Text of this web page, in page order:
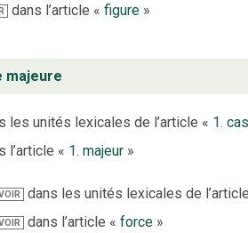
dans l’article « figure»
majeure
les unités lexicales de l’article « 1. cas
l’article « 1. majeur »
dans les unités lexicales de
dans l’article « force»